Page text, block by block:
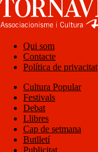
Qui som
Contacte
Política de privacitat
Cultura Popular
Festivals
Debat
Llibres
Cap de setmana
Butlletí
Publicitat